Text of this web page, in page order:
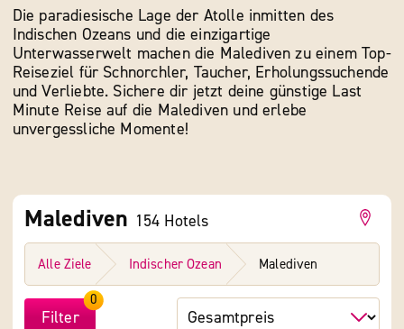
Die paradiesische Lage der Atolle inmitten des
Indischen Ozeans und die einzigartige
Unterwasserwelt machen die Malediven zu einem Top-
Reiseziel für Schnorchler, Taucher, Erholungssuchende
und Verliebte. Sichere dir jetzt deine günstige Last
Minute Reise auf die Malediven und erlebe
unvergessliche Momente!
Malediven 154 Hotels
Alle Ziele Indischer Ozean Malediven
Filter
0